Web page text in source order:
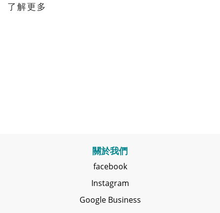
了解更多
關於我們
facebook
Instagram
Google Business